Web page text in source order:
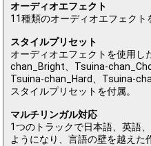
オーディオエフェクト
11種類のオーディオエフェクト
スタイルプリセット
オーディオエフェクトを使用
chan_Bright、Tsuina-
Tsuina-chan_Hard、Tsuina-
スタイルプリセットを付属。
マルチリンガル対応
1つのトラックで日本語、英語
ようになり、言語の壁を越えた